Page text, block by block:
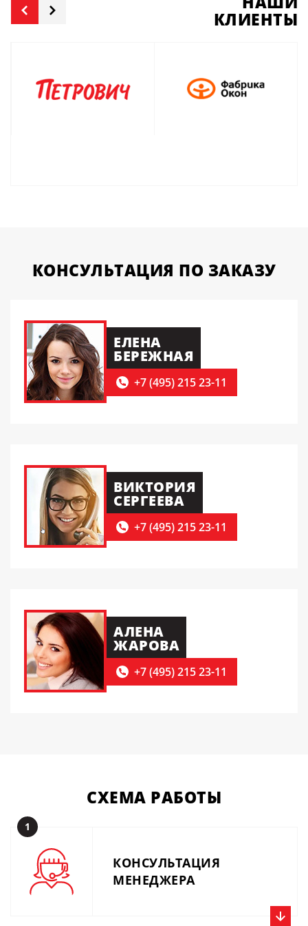
КЛИЕНТЫ
КОНСУЛЬТАЦИЯ ПО ЗАКАЗУ
ЕЛЕНА
БЕРЕЖНАЯ
+7 (495) 215 23-11
ВИКТОРИЯ
СЕРГЕЕВА
+7 (495) 215 23-11
АЛЕНА
ЖАРОВА
+7 (495) 215 23-11
СХЕМА РАБОТЫ
1
КОНСУЛЬТАЦИЯ
МЕНЕДЖЕРА